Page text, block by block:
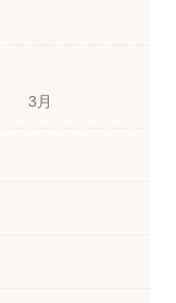
3月